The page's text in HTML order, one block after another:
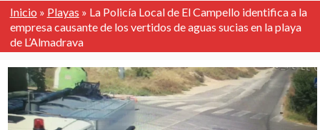
Inicio » Playas » La Policía Local de El Campello identifica a la
empresa causante de los vertidos de aguas sucias en la playa
de L’Almadrava